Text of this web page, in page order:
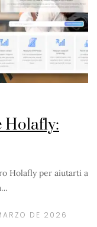
Holafly:
Holafly per aiutarti a
DE 2026